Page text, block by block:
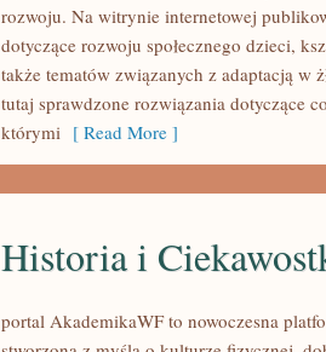
rozwoju. Na witrynie internetowej
dotyczące rozwoju społecznego dzieci,
także tematów związanych z adaptacją w
tutaj sprawdzone rozwiązania dotyczące
którymi [ Read More ]
Historia i
portal AkademikaWF to nowoczesna